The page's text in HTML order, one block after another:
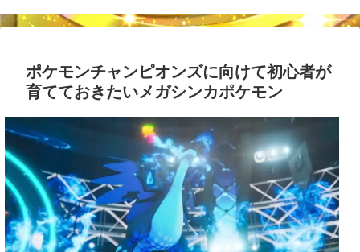
ポケモンチャンピオンズに向けて初心者が
育てておきたいメガシンカポケモン